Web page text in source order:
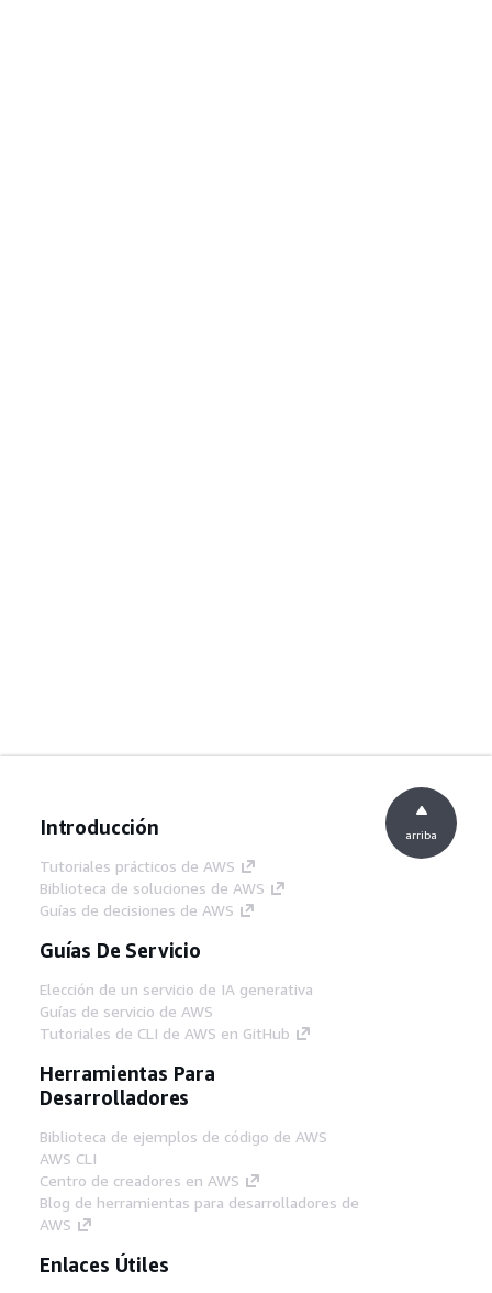
Introducción
Tutoriales prácticos de AWS
Biblioteca de soluciones de AWS
Guías de decisiones de AWS
Guías De Servicio
Elección de un servicio de IA generativa
Guías de servicio de AWS
Tutoriales de CLI de AWS en GitHub
Herramientas Para
Desarrolladores
Biblioteca de ejemplos de código de AWS
AWS CLI
Centro de creadores en AWS
Blog de herramientas para desarrolladores de
AWS
Enlaces Útiles
arriba